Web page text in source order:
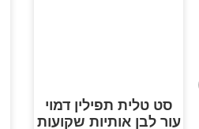
סט טלית תפילין דמוי
עור לבן אותיות שקועות